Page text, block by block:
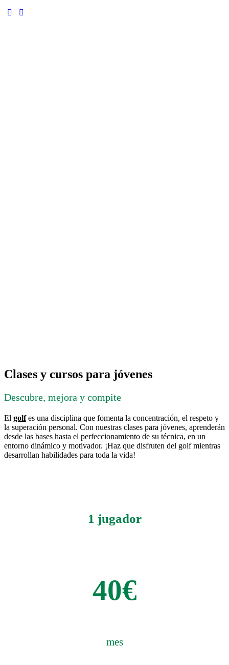
Clases y cursos para jóvenes
Descubre, mejora y compite
El golf es una disciplina que fomenta la concentración, el respeto y
la superación personal. Con nuestras clases para jóvenes, aprenderán
desde las bases hasta el perfeccionamiento de su técnica, en un
entorno dinámico y motivador. ¡Haz que disfruten del golf mientras
desarrollan habilidades para toda la vida!
1 jugador
40€
mes